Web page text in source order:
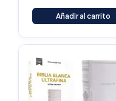
Añadir al carrito